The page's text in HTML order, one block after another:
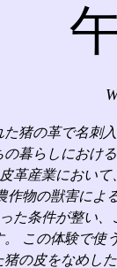
た猪の革で名刺
の暮らしにおけ
革産業におい
作物の獣害によ
た条件が整い
。 この体験で使
猪の皮をなめし